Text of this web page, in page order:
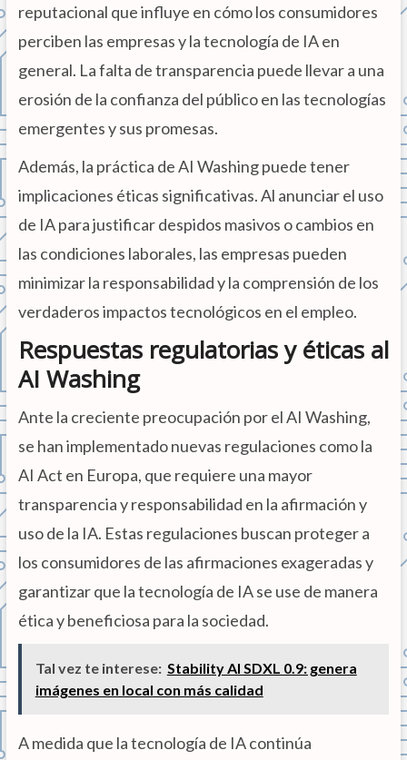
reputacional que influye en cómo los consumidores
perciben las empresas y la tecnología de IA en
general. La falta de transparencia puede llevar a una
erosión de la confianza del público en las tecnologías
emergentes y sus promesas.
Además, la práctica de AI Washing puede tener
implicaciones éticas significativas. Al anunciar el uso
de IA para justificar despidos masivos o cambios en
las condiciones laborales, las empresas pueden
minimizar la responsabilidad y la comprensión de los
verdaderos impactos tecnológicos en el empleo.
Respuestas regulatorias y éticas al
AI Washing
Ante la creciente preocupación por el AI Washing,
se han implementado nuevas regulaciones como la
AI Act en Europa, que requiere una mayor
transparencia y responsabilidad en la afirmación y
uso de la IA. Estas regulaciones buscan proteger a
los consumidores de las afirmaciones exageradas y
garantizar que la tecnología de IA se use de manera
ética y beneficiosa para la sociedad.
Tal vez te interese: Stability AI SDXL 0.9: genera
imágenes en local con más calidad
A medida que la tecnología de IA continúa